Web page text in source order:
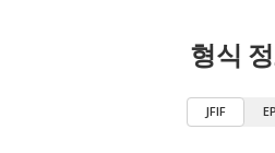
형식
JFIF